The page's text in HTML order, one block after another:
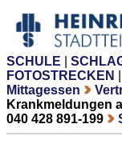
SCHULE
FOTOSTRECKEN
Mittagessen
Krankmeldungen
040 428 891-199